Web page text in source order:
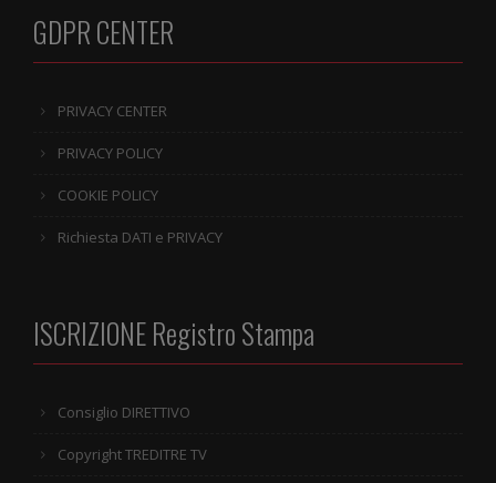
GDPR CENTER
PRIVACY CENTER
PRIVACY POLICY
COOKIE POLICY
Richiesta DATI e PRIVACY
ISCRIZIONE Registro Stampa
Consiglio DIRETTIVO
Copyright TREDITRE TV